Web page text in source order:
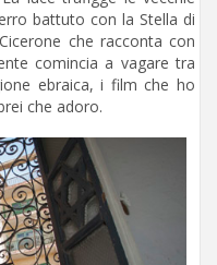
battuto con la Stella di
che racconta con
comincia a vagare tra
ebraica, i film che ho
che adoro.